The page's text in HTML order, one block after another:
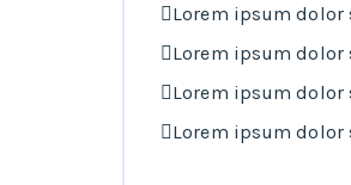
Lorem ipsum dolor
Lorem ipsum dolor
Lorem ipsum dolor
Lorem ipsum dolor